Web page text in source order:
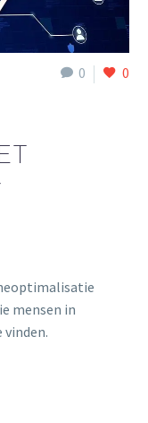
0 0
mensen in